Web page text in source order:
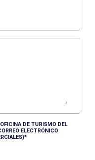
DE TURISMO DEL
ELECTRÓNICO